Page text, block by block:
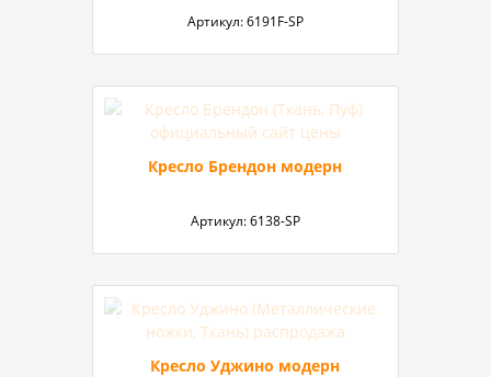
Артикул:6191F-SP
Кресло Брендон модерн
Артикул:6138-SP
Кресло Уджино модерн